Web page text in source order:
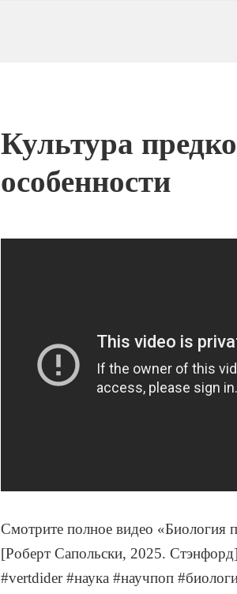
Культура
особенности
Смотрите полное видео «Биология
[Роберт Сапольски, 2025.
#vertdider #наука #научпоп